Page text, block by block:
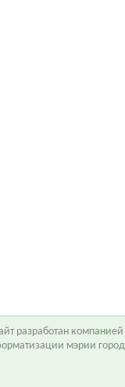
разработан компанией
мэрии